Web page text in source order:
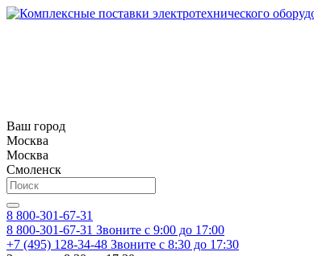
Ваш город
Москва
Москва
Смоленск
8 800-301-67-31
8 800-301-67-31 Звоните с 9:00 до 17:00
+7 (495) 128-34-48 Звоните с 8:30 до 17:30